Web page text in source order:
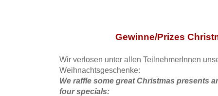
Gewinne/Prizes
Wir verlosen unter allen TeilnehmerInnen
Weihnachtsgeschenke:
We raffle some great Christmas presents
four specials: